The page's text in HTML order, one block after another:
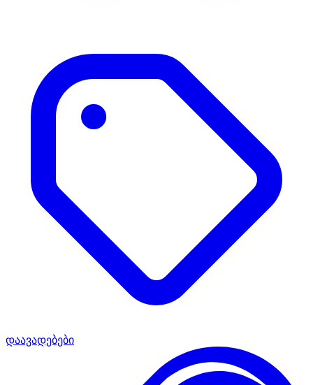
დაავადებები